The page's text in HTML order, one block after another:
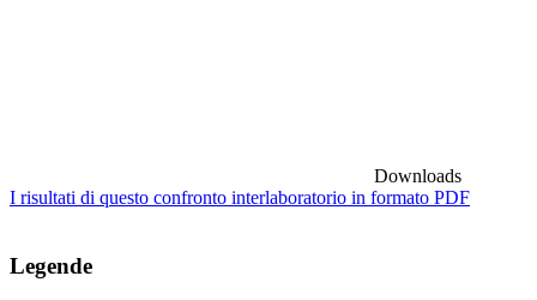
Downloads
I risultati di questo confronto interlaboratorio in formato PDF
Legende